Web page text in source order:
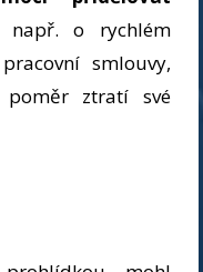
např. o rychlém
smlouvy,
poměr ztratí své